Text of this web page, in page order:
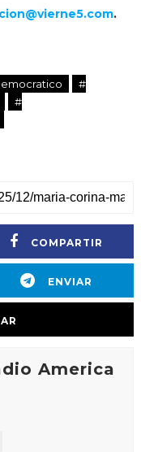
.
#
#
COMPARTIR
ENVIAR
America